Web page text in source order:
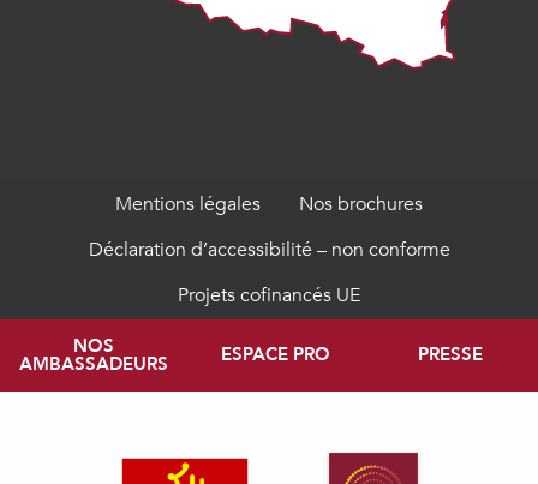
Mentions légales
Nos brochures
Déclaration d’accessibilité – non conforme
Projets cofinancés UE
NOS
AMBASSADEURS ESPACE PRO PRESSE